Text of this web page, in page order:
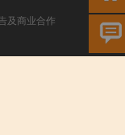
及商业合作